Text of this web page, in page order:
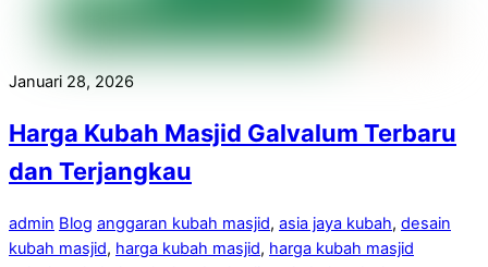
Januari 28, 2026
Harga Kubah Masjid Galvalum Terbaru
dan Terjangkau
admin Blog anggaran kubah masjid, asia jaya kubah, desain
kubah masjid, harga kubah masjid, harga kubah masjid